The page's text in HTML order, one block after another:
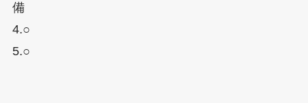
備
4.○
5.○